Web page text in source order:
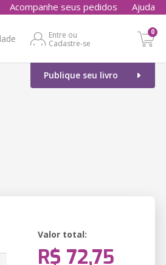
Acompanhe seus pedidos Ajuda
Entre ou
Cadastre-se
0
Publique seu livro
Valor total:
R$ 72,75